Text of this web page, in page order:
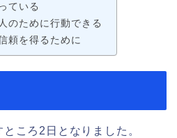
ている
のために行動できる
頼を得るために
ころ2日となりました。